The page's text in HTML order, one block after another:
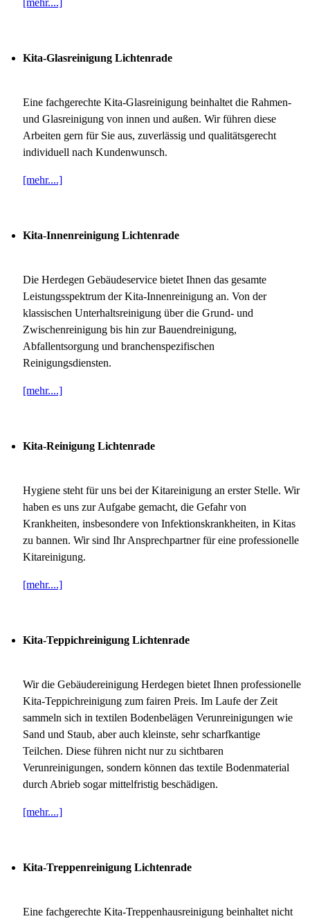
Kita-Glasreinigung Lichtenrade
Eine fachgerechte Kita-Glasreinigung beinhaltet die Rahmen-
und Glasreinigung von innen und außen. Wir führen diese
Arbeiten gern für Sie aus, zuverlässig und qualitätsgerecht
individuell nach Kundenwunsch.
[mehr....]
Kita-Innenreinigung Lichtenrade
Die Herdegen Gebäudeservice bietet Ihnen das gesamte
Leistungsspektrum der Kita-Innenreinigung an. Von der
klassischen Unterhaltsreinigung über die Grund- und
Zwischenreinigung bis hin zur Bauendreinigung,
Abfallentsorgung und branchenspezifischen
Reinigungsdiensten.
[mehr....]
Kita-Reinigung Lichtenrade
Hygiene steht für uns bei der Kitareinigung an erster Stelle. Wir
haben es uns zur Aufgabe gemacht, die Gefahr von
Krankheiten, insbesondere von Infektionskrankheiten, in Kitas
zu bannen. Wir sind Ihr Ansprechpartner für eine professionelle
Kitareinigung.
[mehr....]
Kita-Teppichreinigung Lichtenrade
Wir die Gebäudereinigung Herdegen bietet Ihnen professionelle
Kita-Teppichreinigung zum fairen Preis. Im Laufe der Zeit
sammeln sich in textilen Bodenbelägen Verunreinigungen wie
Sand und Staub, aber auch kleinste, sehr scharfkantige
Teilchen. Diese führen nicht nur zu sichtbaren
Verunreinigungen, sondern können das textile Bodenmaterial
durch Abrieb sogar mittelfristig beschädigen.
[mehr....]
Kita-Treppenreinigung Lichtenrade
Eine fachgerechte Kita-Treppenhausreinigung beinhaltet nicht